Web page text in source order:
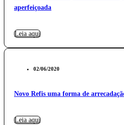
aperfeiçoada
Leia aqui
02/06/2020
Novo Refis uma forma de
Leia aqui